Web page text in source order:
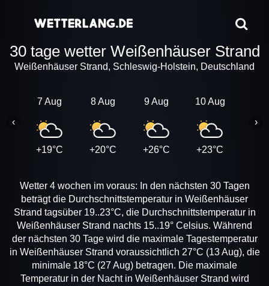
30 tage wetter Weißenhäuser Strand
Weißenhäuser Strand, Schleswig-Holstein, Deutschland
7 Aug
+19°C
8 Aug
+20°C
9 Aug
+26°C
10 Aug
+23°C
‹ ›
Wetter 4 wochen im voraus: In den nächsten 30 Tagen
beträgt die Durchschnittstemperatur in Weißenhäuser
Strand tagsüber 19..23°C, die Durchschnittstemperatur in
Weißenhäuser Strand nachts 15..19° Celsius. Während
der nächsten 30 Tage wird die maximale Tagestemperatur
in Weißenhäuser Strand voraussichtlich 27°C (13 Aug), die
minimale 18°C (27 Aug) betragen. Die maximale
Temperatur in der Nacht in Weißenhäuser Strand wird